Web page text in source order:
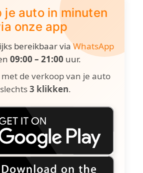
je auto in minuten
onze app
bereikbaar viaWhatsApp
09:00 – 21:00 uur.
de verkoop van je auto
3 klikken.